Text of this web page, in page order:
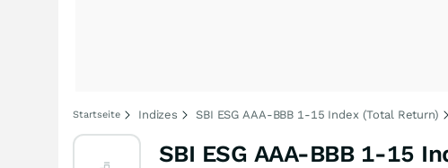
Startseite Indizes SBI ESG AAA-BBB 1-15 Index (Total Return)
SBI ESG AAA-BBB 1-15